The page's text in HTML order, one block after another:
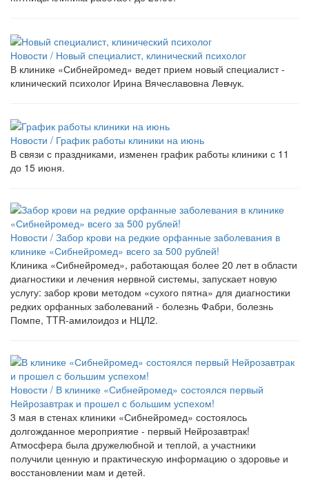
Новости / Новый специалист, клинический психолог
В клинике «Сибнейромед» ведет прием новый специалист -
клинический психолог Ирина Вячеславовна Левчук.
Новости / График работы клиники на июнь
В связи с праздниками, изменен график работы клиники с 11
до 15 июня.
Новости / Забор крови на редкие орфанные заболевания в
клинике «Сибнейромед» всего за 500 рублей!
Клиника «Сибнейромед», работающая более 20 лет в области
диагностики и лечения нервной системы, запускает новую
услугу: забор крови методом «сухого пятна» для диагностики
редких орфанных заболеваний - болезнь Фабри, болезнь
Помпе, TTR-амилоидоз и НЦЛ2.
Новости / В клинике «Сибнейромед» состоялся первый
Нейрозавтрак и прошел с большим успехом!
3 мая в стенах клиники «Сибнейромед» состоялось
долгожданное мероприятие - первый Нейрозавтрак!
Атмосфера была дружелюбной и теплой, а участники
получили ценную и практическую информацию о здоровье и
восстановлении мам и детей.